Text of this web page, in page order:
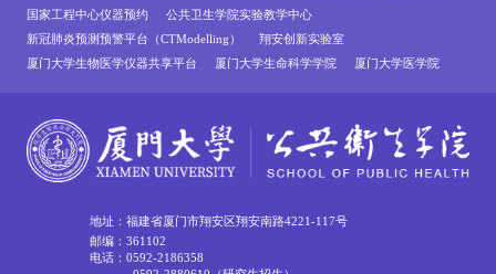
国家工程中心仪器预约
公共卫生学院实验教学中心
新冠肺炎预测预警平台（CTModelling）
翔安创新实验室
厦门大学生物医学仪器共享平台
厦门大学生命科学学院 厦门大学医学院
地址：福建省厦门市翔安区翔安南路4221-117号
邮编：361102
电话：0592-2186358